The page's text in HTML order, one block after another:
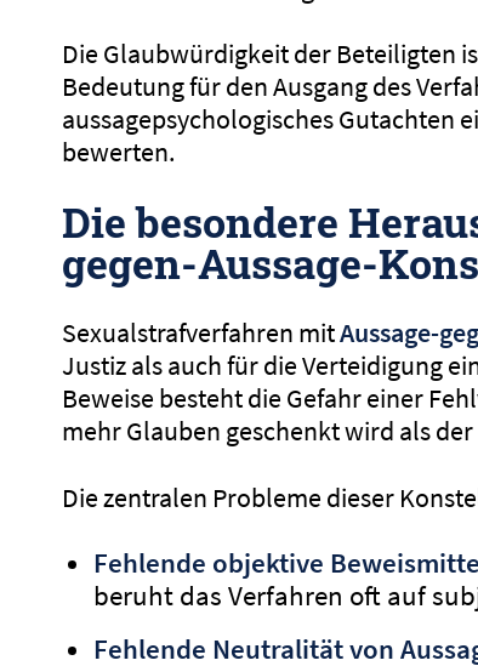
Die Glaubwürdigkeit der Beteiligten
Bedeutung für den Ausgang des
aussagepsychologisches Gutachten
bewerten.
Die besondere
gegen-Aussage-
Sexualstrafverfahren mitAussage-
Justiz als auch für die Verteidigung
Beweise besteht die Gefahr einer
mehr Glauben geschenkt wird als
Die zentralen Probleme dieser
Fehlende objektive
beruht das Verfahren oft auf
Fehlende Neutralität von